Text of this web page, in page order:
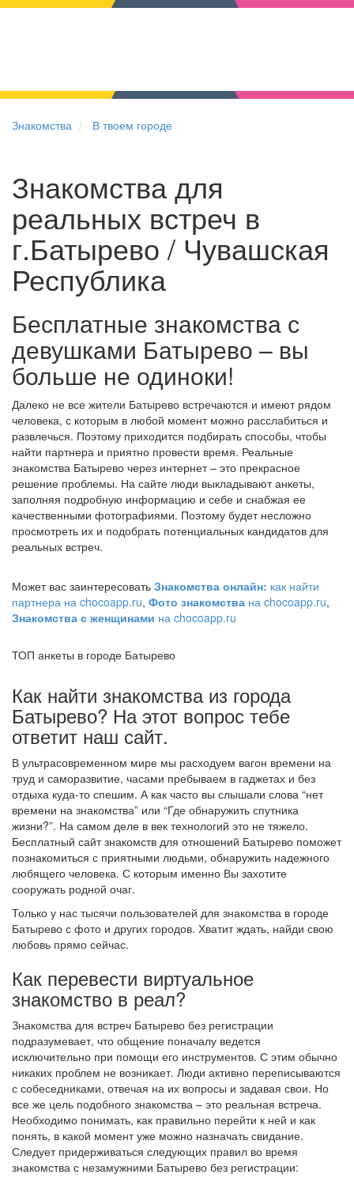
Знакомства В твоем городе
Знакомства для
реальных встреч в
г.Батырево / Чувашская
Республика
Бесплатные знакомства с
девушками Батырево – вы
больше не одиноки!
Далеко не все жители Батырево встречаются и имеют рядом
человека, с которым в любой момент можно расслабиться и
развлечься. Поэтому приходится подбирать способы, чтобы
найти партнера и приятно провести время. Реальные
знакомства Батырево через интернет – это прекрасное
решение проблемы. На сайте люди выкладывают анкеты,
заполняя подробную информацию и себе и снабжая ее
качественными фотографиями. Поэтому будет несложно
просмотреть их и подобрать потенциальных кандидатов для
реальных встреч.
Может вас заинтересовать Знакомства онлайн: как найти
партнера на chocoapp.ru, Фото знакомства на chocoapp.ru,
Знакомства с женщинами на chocoapp.ru
ТОП анкеты в городе Батырево
Как найти знакомства из города
Батырево? На этот вопрос тебе
ответит наш сайт.
В ультрасовременном мире мы расходуем вагон времени на
труд и саморазвитие, часами пребываем в гаджетах и без
отдыха куда-то спешим. А как часто вы слышали слова “нет
времени на знакомства” или “Где обнаружить спутника
жизни?”. На самом деле в век технологий это не тяжело.
Бесплатный сайт знакомств для отношений Батырево поможет
познакомиться с приятными людьми, обнаружить надежного
любящего человека. С которым именно Вы захотите
сооружать родной очаг.
Только у нас тысячи пользователей для знакомства в городе
Батырево с фото и других городов. Хватит ждать, найди свою
любовь прямо сейчас.
Как перевести виртуальное
знакомство в реал?
Знакомства для встреч Батырево без регистрации
подразумевает, что общение поначалу ведется
исключительно при помощи его инструментов. С этим обычно
никаких проблем не возникает. Люди активно переписываются
с собеседниками, отвечая на их вопросы и задавая свои. Но
все же цель подобного знакомства – это реальная встреча.
Необходимо понимать, как правильно перейти к ней и как
понять, в какой момент уже можно назначать свидание.
Следует придерживаться следующих правил во время
знакомства с незамужними Батырево без регистрации: